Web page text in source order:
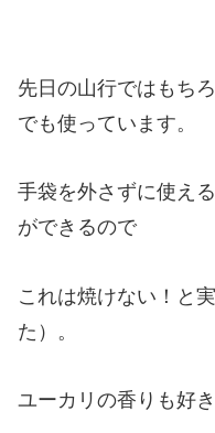
先日の山行ではもち
でも使っています。
手袋を外さずに使え
ができるので
これは焼けない！と
た）。
ユーカリの香りも好